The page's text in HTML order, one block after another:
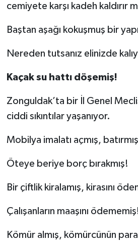
cemiyete karşı kadeh kaldırır
Baştan aşağı kokuşmuş bir
Nereden tutsanız elinizde
Kaçak su hattı döşemiş!
Zonguldak’ta bir İl Genel
ciddi sıkıntılar yaşanıyor.
Mobilya imalatı açmış,
Öteye beriye borç bırakmış!
Bir çiftlik kiralamış, kirasını
Çalışanların maaşını
Kömür almış, kömürcünün